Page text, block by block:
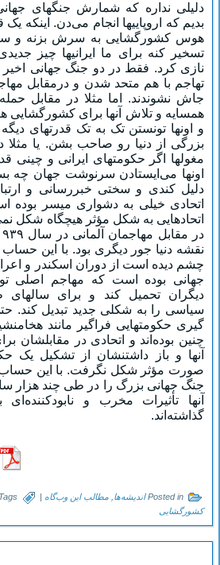
دلیلی نداره که شمارش جنگهای
بدیم که اروپاییها انجام می‌دن. اینکه
هوس کشورگشایی به سرش بزنه و
تسخیر کنه برای ما ایرانیها چیز
نازی کرد. فقط در دو جنگ جهانی
تهاجم با هم متحد شدن و درمقابل
جاش نشوندند. اما مثلا در مقابل
همسایه و تلاش آنها برای
و اونها تونستن تک به تک قدرتهای
بزرگی از دنیا رو صاحب بشن. یا مثلا
مغولها اگر حکومتهای ایرانی و چینی
اونها می‌ایستادن سرنوشت جهان
دلیل کندی و سختی خبررسانی و
اتحادی خیلی به دشواری میسر بوده
اتحادهایی به شکل مؤثر هیچگاه شکل
نقشه دنیا جور دیگری بود. با این حساب
چشم دیده است از دوران اسکندر و
جهانی بوده است که مهاجم اصلی
دیگران تحمیل کند و برای سالهای
سیاسی را به شکلی جدید تبدیل کند.
گیری حکومتهایی فراگیر مانند
چنین بوده‌اند و اتحادی در مقابلشان
آنها و باز داشتنشان از تشکیل یک
صورت مؤثر شکل نگرفت. با این حساب
جنگ جهانی بزرگ را در طی چند هزار
آنها تأثیرات مخرب و
گذاشته‌اند.
اندیشه‌ها مطالب این وب‌گاه |
کشورگشایی